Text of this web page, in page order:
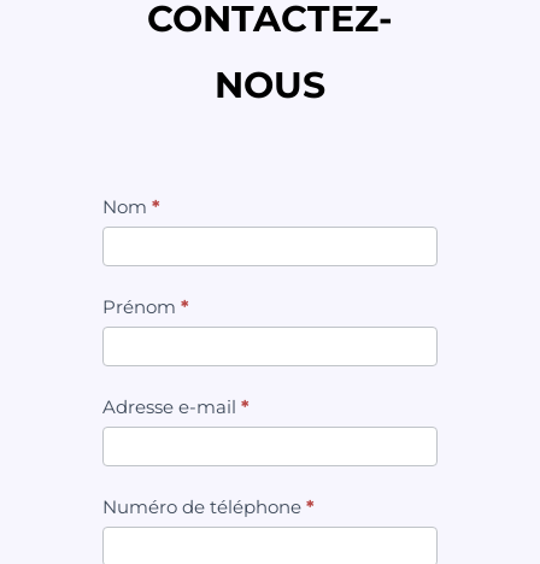
CONTACTEZ-
NOUS
Nom *
Prénom *
Adresse e-mail *
Numéro de téléphone *